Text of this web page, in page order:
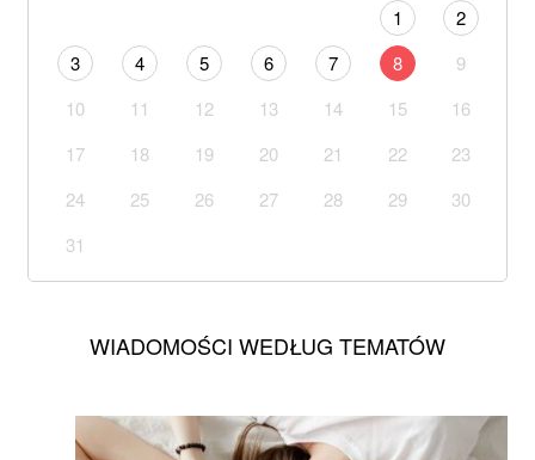
1
2
3
4 5 6 7 8
9
10
11 12 13 14 15
16
17
18 19 20 21 22
23
24
25 26 27 28 29
30
31
WIADOMOŚCI WEDŁUG TEMATÓW